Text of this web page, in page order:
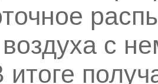
воздуха с
итоге